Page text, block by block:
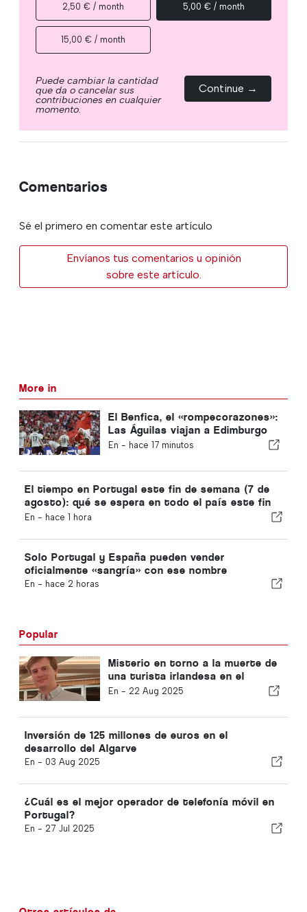
2,50 € / month 5,00 € / month
15,00 € / month
Puede cambiar la cantidad
que da o cancelar sus
contribuciones en cualquier
momento.
Continue →
Comentarios
Sé el primero en comentar este artículo
Envíanos tus comentarios u opinión
sobre este artículo.
More in
El Benfica, el «rompecorazones»:
Las Águilas viajan a Edimburgo
con un pie ya en la siguiente
En - hace 17 minutos
El tiempo en Portugal este fin de semana (7 de
agosto): qué se espera en todo el país este fin
de semana
En - hace 1 hora
Solo Portugal y España pueden vender
oficialmente «sangría» con ese nombre
En - hace 2 horas
Popular
Misterio en torno a la muerte de
una turista irlandesa en el
Algarve
En - 22 Aug 2025
Inversión de 125 millones de euros en el
desarrollo del Algarve
En - 03 Aug 2025
¿Cuál es el mejor operador de telefonía móvil en
Portugal?
En - 27 Jul 2025